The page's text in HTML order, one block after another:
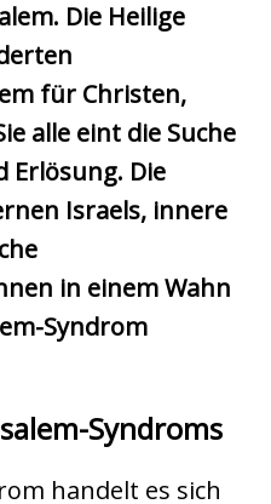
Die Heilige
für Christen,
alle eint die Suche
Erlösung. Die
Israels, innere
in einem Wahn
Syndrom
Syndroms
handelt es sich